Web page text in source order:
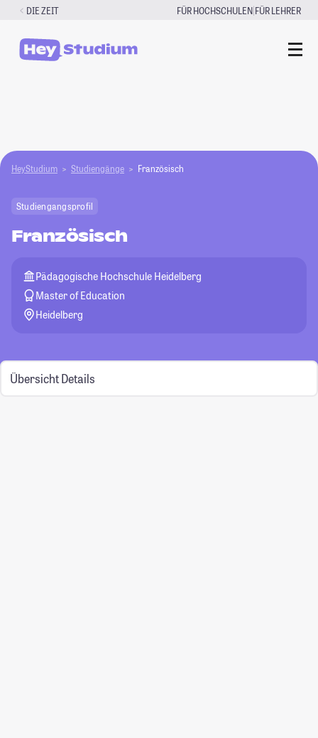
Zum
springen
DIE ZEIT FÜR HOCHSCHULEN|FÜR LEHRER
HeyStudium Studiengänge Französisch
Studiengangsprofil
Französisch
Pädagogische Hochschule Heidelberg
Master of Education
Heidelberg
Übersicht Details